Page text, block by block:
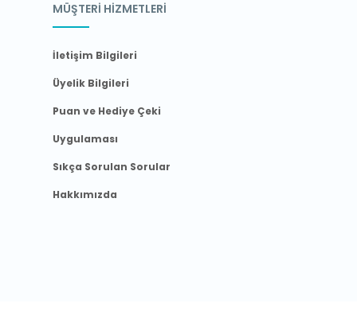
MÜŞTERİ HİZMETLERİ
İletişim Bilgileri
Üyelik Bilgileri
Puan ve Hediye Çeki
Uygulaması
Sıkça Sorulan Sorular
Hakkımızda